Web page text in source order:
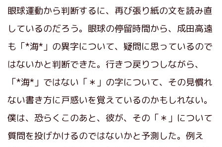
眼球運動から判断するに、再び張り紙の文を読み直
しているのだろう。眼球の停留時間から、成田高遠
も「*海*」の異字について、疑問に思っているので
はないかと判断できた。行きつ戻りつしながら、
「*海*」ではない「＊」の字について、その見慣れ
ない書き方に戸惑いを覚えているのかもしれない。
僕は、恐らくこのあと、彼が、その「＊」について
質問を投げかけるのではないかと予測した。例え